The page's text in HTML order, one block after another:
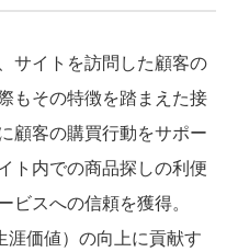
サイトを訪問した顧客の
もその特徴を踏まえた接
顧客の購買行動をサポー
ト内での商品探しの利便
スへの信頼を獲得。
涯価値）の向上に貢献す